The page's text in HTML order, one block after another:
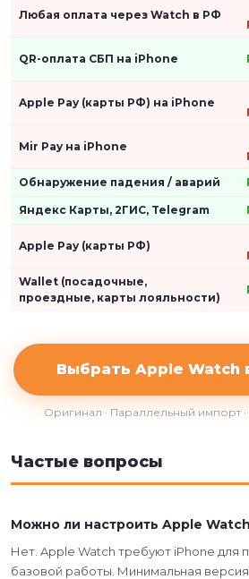
Любая оплата через Watch в РФ
QR-оплата СБП на iPhone
Apple Pay (карты РФ) на iPhone
Mir Pay на iPhone
Обнаружение падения / аварий
Яндекс Карты, 2ГИС, Telegram
Apple Pay (карты РФ)
Wallet (посадочные,
проездные, карты лояльности)
Выбрать Apple Watch
Оригинал · Параллельный импорт ·
Частые вопросы
Можно ли настроить Apple
Нет. Apple Watch требуют iPhone для
базовой работы. Минимальная версия: